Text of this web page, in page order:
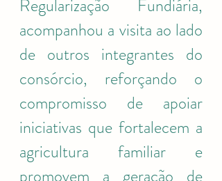
Regularização Fundiária,
acompanhou a visita ao lado
de outros integrantes do
consórcio, reforçando o
compromisso de apoiar
iniciativas que fortalecem a
agricultura familiar e
promovem a geração de